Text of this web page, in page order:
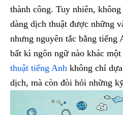
thành công. Tuy nhiên,
dàng dịch thuật được những
nhưng nguyên tắc bằng tiếng
bất kì ngôn ngữ nào khác
thuật tiếng Anh không chỉ
dịch, mà còn đòi hỏi những